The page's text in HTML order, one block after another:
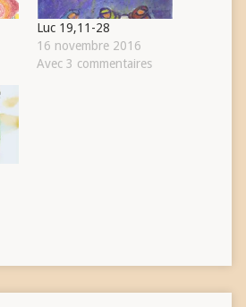
Luc 19,11-28
16 novembre 2016
Avec 3 commentaires